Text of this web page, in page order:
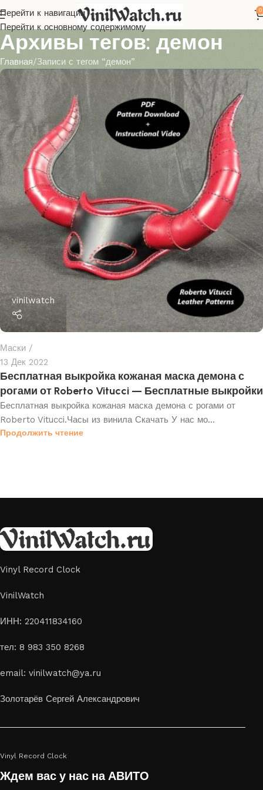
Перейти к навигации
Перейти к основному содержимому
0
Архивы тегов: демон
Главная Записи с тегом “демон”
vinilwatch
Маски
13 Дек 2022
Бесплатная выкройка кожаная маска демона с
рогами от Roberto Vitucci — Бесплатные выкройки
Бесплатная выкройка кожаная маска демона с рогами от
Roberto Vitucci.Часы из винила Скачать У нас мо...
Продолжить чтение
Vinyl Record Clock
VinilWatch
ИНН: 220411834160
тел: 8 983 350 8268
email: vinilwatch@ya.ru
Золотарёв Сергей Александрович
Vinyl Record Clock
Ждем вас у нас на АВИТО